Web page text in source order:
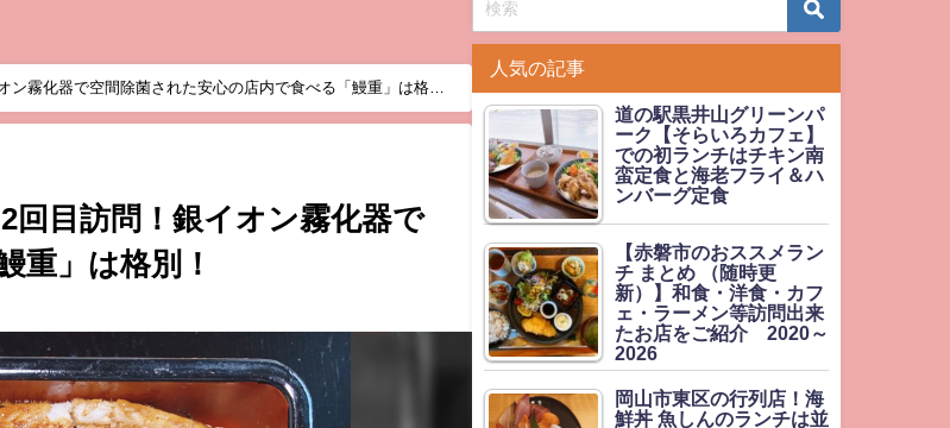
ン霧化器で空間除菌された安心の店内で食べる「鰻重」は格
回目訪問！銀イオン霧化器で
重」は格別！
人気の記事
道の駅黒井山グリーンパ
ーク【そらいろカフェ】
での初ランチはチキン南
蛮定食と海老フライ＆ハ
ンバーグ定食
【赤磐市のおススメラン
チ まとめ （随時更
新）】和食・洋食・カフ
ェ・ラーメン等訪問出来
たお店をご紹介 2020～
2026
岡山市東区の行列店！海
鮮丼 魚しんのランチは並